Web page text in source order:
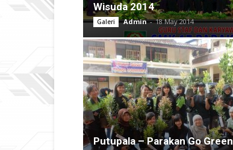
Wisuda 2014
Galeri Admin - 18 May 2014
Putupala – Parakan Go Green